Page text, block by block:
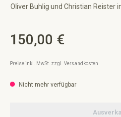
Oliver Buhlig und Christian Reister
Regulärer Preis:
150,00 €
Preise inkl. MwSt. zzgl. Versandkosten
Nicht mehr verfügbar